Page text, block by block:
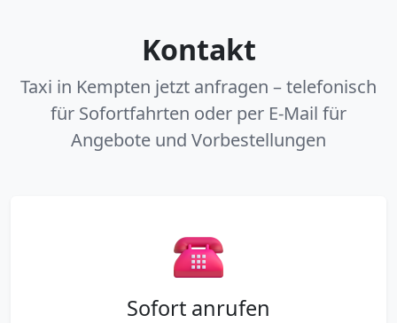
Kontakt
Taxi in Kempten jetzt anfragen – telefonisch
für Sofortfahrten oder per E-Mail für
Angebote und Vorbestellungen
Sofort anrufen